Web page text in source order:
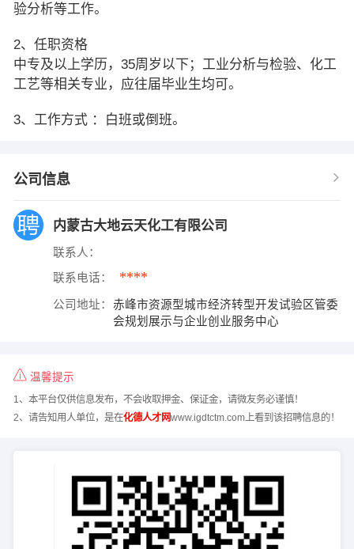
验分析等工作。
2、任职资格
中专及以上学历，35周岁以下；工业分析与检验、化工
工艺等相关专业，应往届毕业生均可。
3、工作方式 ：白班或倒班。
公司信息
内蒙古大地云天化工有限公司
联系人：
联系电话： ****
公司地址：
赤峰市资源型城市经济转型开发试验区管委
会规划展示与企业创业服务中心
温馨提示
1、本平台仅供信息发布，不会收取押金、保证金，请微友务必谨慎！
2、请告知用人单位，是在化德人才网www.igdtctm.com上看到该招聘信息的！